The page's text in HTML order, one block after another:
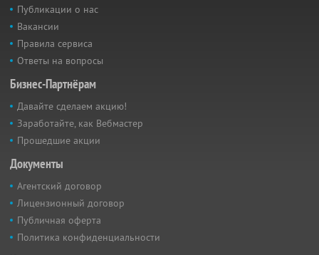
Публикации о нас
Вакансии
Правила сервиса
Ответы на вопросы
Бизнес-Партнёрам
Давайте сделаем акцию!
Заработайте, как Вебмастер
Прошедшие акции
Документы
Агентский договор
Лицензионный договор
Публичная оферта
Политика конфиденциальности